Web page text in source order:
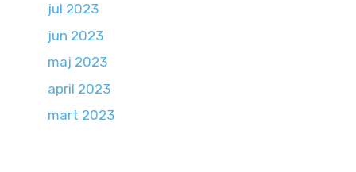
jul 2023
jun 2023
maj 2023
april 2023
mart 2023